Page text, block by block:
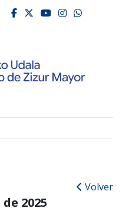
de
facebook
twitter
youtube
Volver
2025